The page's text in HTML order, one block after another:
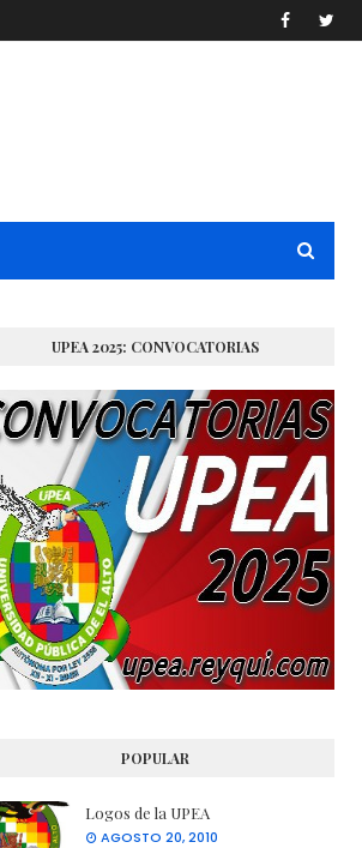
UPEA 2025: CONVOCATORIAS
POPULAR
Logos de la UPEA
AGOSTO 20, 2010